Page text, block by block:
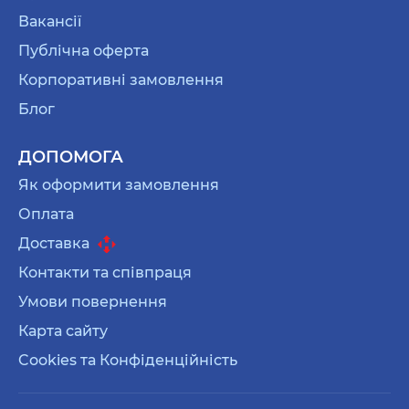
перегорнути перший лист цього року та
читати передбачення на кожен наступний
день. Він по-своєму особливий! Він про
сучасне та про нас.
зігрівають душу та тіло! Бо з них завжди
форму. Клієнти її дуже люблять, впевнені що
твоїй мамі теж сподобається А в парі з
тарілкою так взагалі! Бувають речі, як краще
не роз’єднувати, як атом, так от такі набори
посуду — одна з них!
Новий рік
хоча ми так зовсім не думаємо. Вони
Вакансії
Публічна оферта
Корпоративні замовлення
Блог
ДОПОМОГА
Як оформити замовлення
Оплата
Доставка
Контакти та співпраця
Умови повернення
Карта сайту
Cookies та Конфіденційність